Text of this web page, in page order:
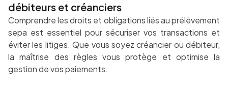
débiteurs et créanciers
Comprendre les droits et obligations liés au prélèvement
sepa est essentiel pour sécuriser vos transactions et
éviter les litiges. Que vous soyez créancier ou débiteur,
la maîtrise des règles vous protège et optimise la
gestion de vos paiements.